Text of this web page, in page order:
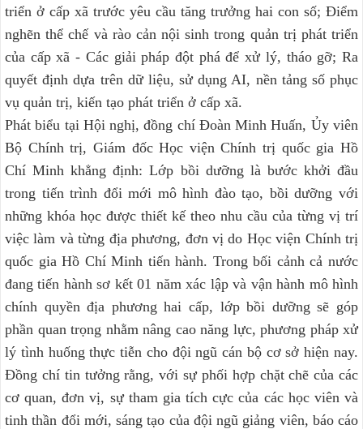
triển ở cấp xã trước yêu cầu tăng trưởng hai con số; Điểm
nghẽn thể chế và rào cản nội sinh trong quản trị phát triển
của cấp xã - Các giải pháp đột phá để xử lý, tháo gỡ; Ra
quyết định dựa trên dữ liệu, sử dụng AI, nền tảng số phục
vụ quản trị, kiến tạo phát triển ở cấp xã.
Phát biểu tại Hội nghị, đồng chí Đoàn Minh Huấn, Ủy viên
Bộ Chính trị, Giám đốc Học viện Chính trị quốc gia Hồ
Chí Minh khẳng định: Lớp bồi dưỡng là bước khởi đầu
trong tiến trình đổi mới mô hình đào tạo, bồi dưỡng với
những khóa học được thiết kế theo nhu cầu của từng vị trí
việc làm và từng địa phương, đơn vị do Học viện Chính trị
quốc gia Hồ Chí Minh tiến hành. Trong bối cảnh cả nước
đang tiến hành sơ kết 01 năm xác lập và vận hành mô hình
chính quyền địa phương hai cấp, lớp bồi dưỡng sẽ góp
phần quan trọng nhằm nâng cao năng lực, phương pháp xử
lý tình huống thực tiễn cho đội ngũ cán bộ cơ sở hiện nay.
Đồng chí tin tưởng rằng, với sự phối hợp chặt chẽ của các
cơ quan, đơn vị, sự tham gia tích cực của các học viên và
tinh thần đổi mới, sáng tạo của đội ngũ giảng viên, báo cáo